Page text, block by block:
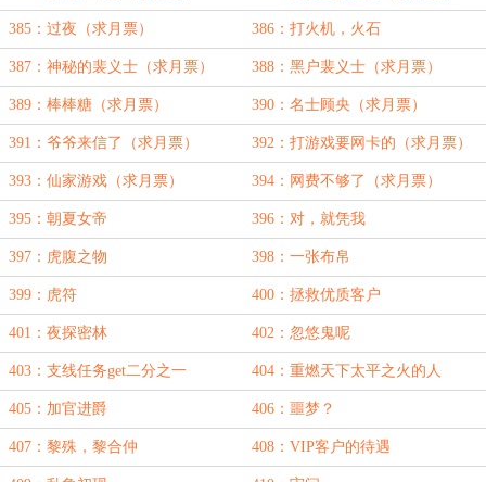
385：过夜（求月票） 386：打火机，火石
387：神秘的裴义士（求月票） 388：黑户裴义士（求月票）
389：棒棒糖（求月票） 390：名士顾央（求月票）
391：爷爷来信了（求月票） 392：打游戏要网卡的（求月票）
393：仙家游戏（求月票） 394：网费不够了（求月票）
395：朝夏女帝 396：对，就凭我
397：虎腹之物 398：一张布帛
399：虎符 400：拯救优质客户
401：夜探密林 402：忽悠鬼呢
403：支线任务get二分之一 404：重燃天下太平之火的人
405：加官进爵 406：噩梦？
407：黎殊，黎合仲 408：VIP客户的待遇